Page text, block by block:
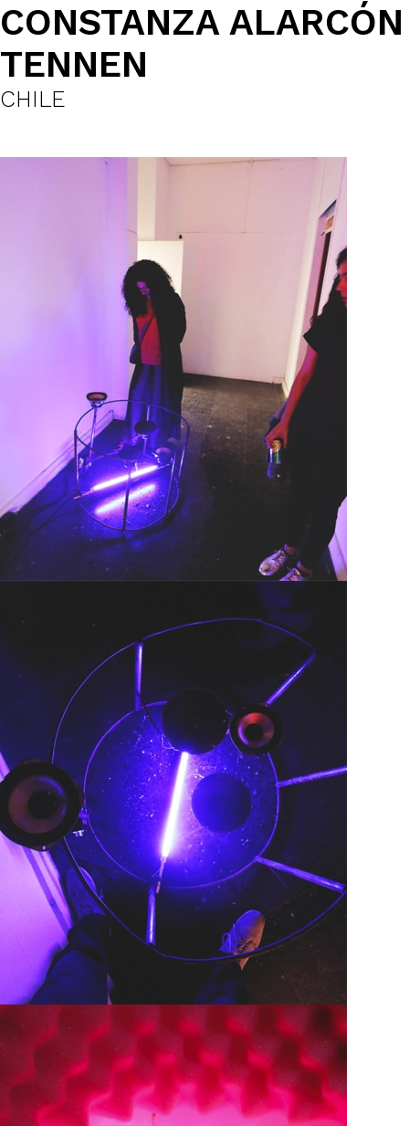
CONSTANZA ALARCÓN
TENNEN
CHILE